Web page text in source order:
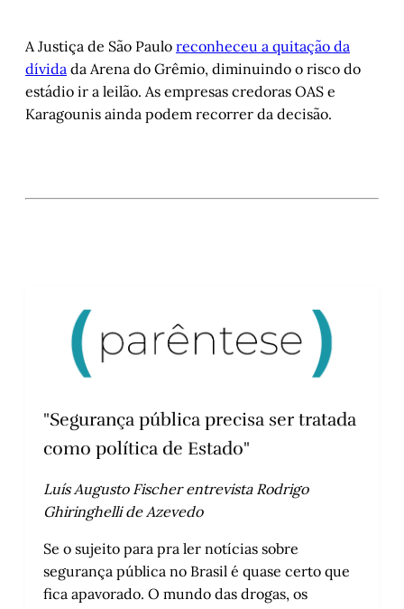
A Justiça de São Paulo reconheceu a quitação da
dívida da Arena do Grêmio, diminuindo o risco do
estádio ir a leilão. As empresas credoras OAS e
Karagounis ainda podem recorrer da decisão.
"Segurança pública precisa ser tratada
como política de Estado"
Luís Augusto Fischer entrevista Rodrigo
Ghiringhelli de Azevedo
Se o sujeito para pra ler notícias sobre
segurança pública no Brasil é quase certo que
fica apavorado. O mundo das drogas, os